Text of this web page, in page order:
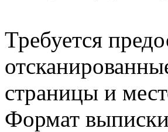
Требуется
страницы и
Формат